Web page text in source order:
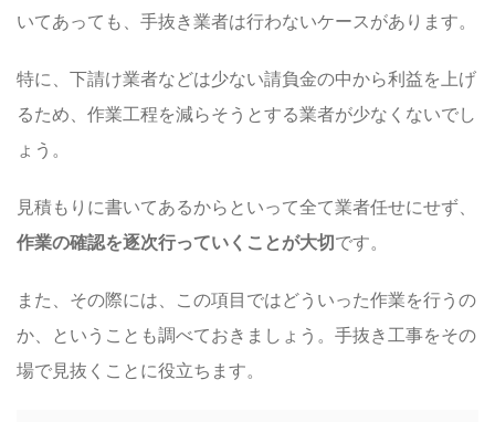
いてあっても、手抜き業者は行わないケースがあります。
特に、下請け業者などは少ない請負金の中から利益を上げ
るため、作業工程を減らそうとする業者が少なくないでし
ょう。
見積もりに書いてあるからといって全て業者任せにせず、
作業の確認を逐次行っていくことが大切です。
また、その際には、この項目ではどういった作業を行うの
か、ということも調べておきましょう。手抜き工事をその
場で見抜くことに役立ちます。